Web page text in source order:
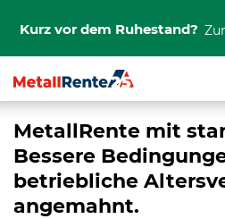
Kurz vor dem Ruhestand?
MetallRente mit
Bessere
betriebliche
angemahnt.